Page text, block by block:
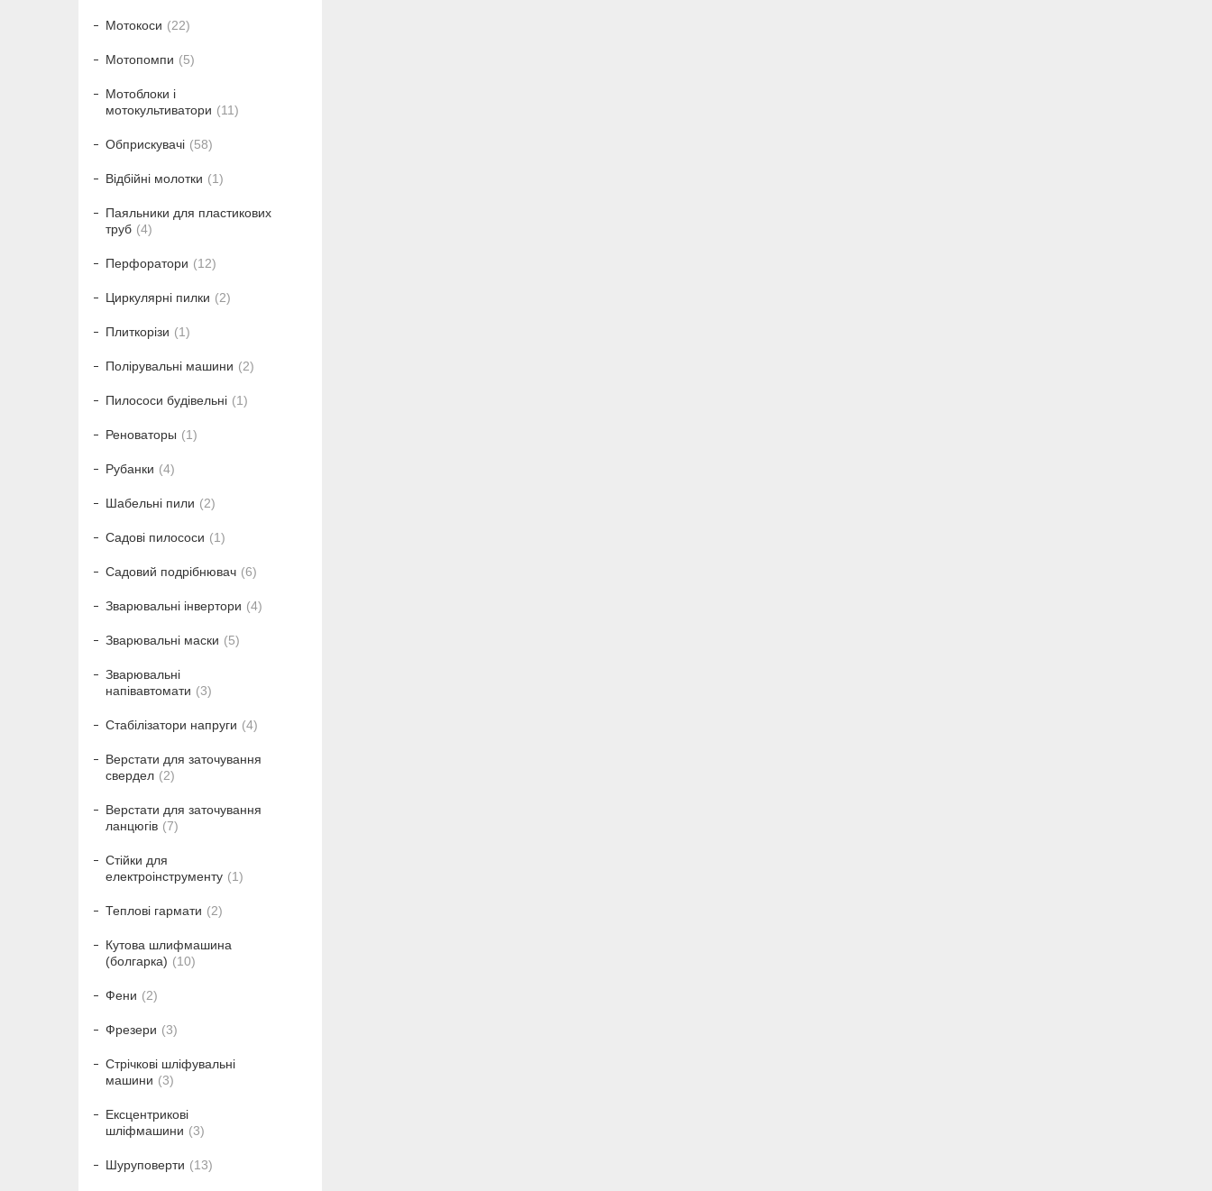
Мотокоси 22
Мотопомпи 5
Мотоблоки і
мотокультиватори
11
Обприскувачі 58
Відбійні молотки 1
Паяльники для пластикових
труб
4
Перфоратори 12
Циркулярні пилки 2
Плиткорізи 1
Полірувальні машини 2
Пилососи будівельні 1
Реноваторы 1
Рубанки 4
Шабельні пили 2
Садові пилососи 1
Садовий подрібнювач 6
Зварювальні інвертори 4
Зварювальні маски 5
Зварювальні
напівавтомати
3
Стабілізатори напруги 4
Верстати для заточування
свердел
2
Верстати для заточування
ланцюгів
7
Стійки для
електроінструменту
1
Теплові гармати 2
Кутова шлифмашина
(болгарка)
10
Фени 2
Фрезери 3
Стрічкові шліфувальні
машини
3
Ексцентрикові
шліфмашини
3
Шуруповерти 13